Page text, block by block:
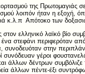
της Πρωτομαγιάς
λοιπόν ήταν η εξοχή,
κ.λ.π Απότοκο των
ελληνικό λαϊκό βίο
ένα στεφάνι περιφερόταν
συνοδευόταν στην
γέροι
άλλων δέντρων
άλλων πέντε-έξι